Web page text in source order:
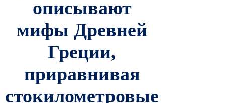
описывают
мифы Древней
Греции,
приравнивая
стокилометровые